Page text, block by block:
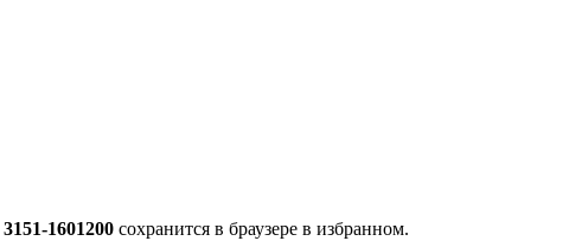
3151-1601200 сохранится в браузере в избранном.